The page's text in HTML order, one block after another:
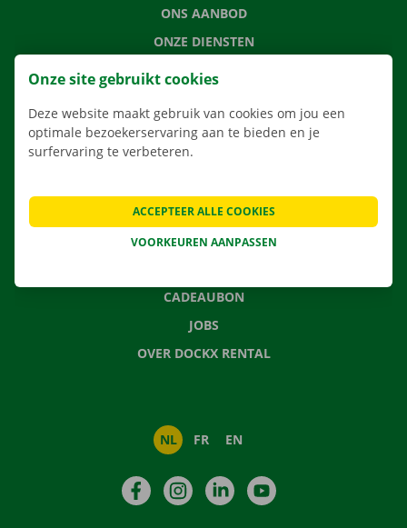
ONS AANBOD
ONZE DIENSTEN
LOCATIES
VERHUISOPLOSSINGEN
CONTACTEER ONS
VEELGESTELDE VRAGEN
CADEAUBON
JOBS
OVER DOCKX RENTAL
NL FR EN
FacebookInstagramLinkedIn
Onze site gebruikt cookies
Deze website maakt gebruik van cookies om jou een
optimale bezoekerservaring aan te bieden en je
surfervaring te verbeteren.
VOORKEUREN AANPASSEN
ACCEPTEER ALLE COOKIES